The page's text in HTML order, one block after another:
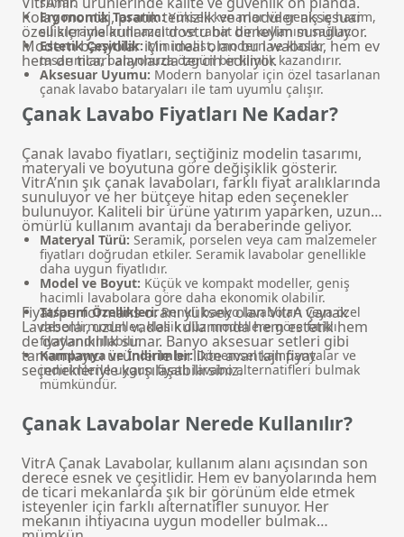
Ergonomik Tasarım:Yüksek kenarlar ve geniş iç hacim,
su sıçramalarını azaltır ve rahat bir kullanım sağlar.
Estetik Çeşitlilik:Minimalist, modern ve klasik
tasarımlar, banyonuza özgün bir kimlik kazandırır.
Aksesuar Uyumu: Modern banyolar için özel tasarlanan
çanak lavabo bataryaları ile tam uyumlu çalışır.
Kolay montaj, pratik temizlik ve modüler aksesuar
özellikleriyle kullanıcı dostu bir deneyim sunuluyor.
Modern banyolar için ideal olan bu lavabolar, hem ev
hem de ticari alanlarda tercih ediliyor.
Çanak Lavabo Fiyatları Ne Kadar?
Çanak lavabo fiyatları, seçtiğiniz modelin tasarımı,
materyali ve boyutuna göre değişiklik gösterir.
VitrA’nın şık çanak lavaboları, farklı fiyat aralıklarında
sunuluyor ve her bütçeye hitap eden seçenekler
bulunuyor. Kaliteli bir ürüne yatırım yaparken, uzun
ömürlü kullanım avantajı da beraberinde geliyor.
Materyal Türü: Seramik, porselen veya cam malzemeler
fiyatları doğrudan etkiler. Seramik lavabolar genellikle
daha uygun fiyatlıdır.
Model ve Boyut: Küçük ve kompakt modeller, geniş
hacimli lavabolara göre daha ekonomik olabilir.
Tasarım Özellikleri:Renkli banyo lavaboları veya özel
desenli modeller, klasik düz modellere göre farklı
fiyatlandırılabilir.
Kampanya ve İndirimler:Dönemsel kampanyalar ve
indirimlerle uygun fiyatlı lavabo alternatifleri bulmak
mümkündür.
Fiyat/performans oranı yüksek olan VitrA Çanak
Lavabolar, uzun vadeli kullanımda hem estetik hem
de dayanıklılık sunar. Banyo aksesuar setleri gibi
tamamlayıcı ürünlerle birlikte avantajlı fiyat
seçenekleriyle karşılaşabilirsiniz.
Çanak Lavabolar Nerede Kullanılır?
VitrA Çanak Lavabolar, kullanım alanı açısından son
derece esnek ve çeşitlidir. Hem ev banyolarında hem
de ticari mekanlarda şık bir görünüm elde etmek
isteyenler için farklı alternatifler sunuyor. Her
mekanın ihtiyacına uygun modeller bulmak